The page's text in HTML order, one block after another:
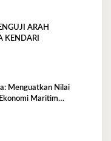
ARAH
KENDARI
Menguatkan Nilai
Maritim